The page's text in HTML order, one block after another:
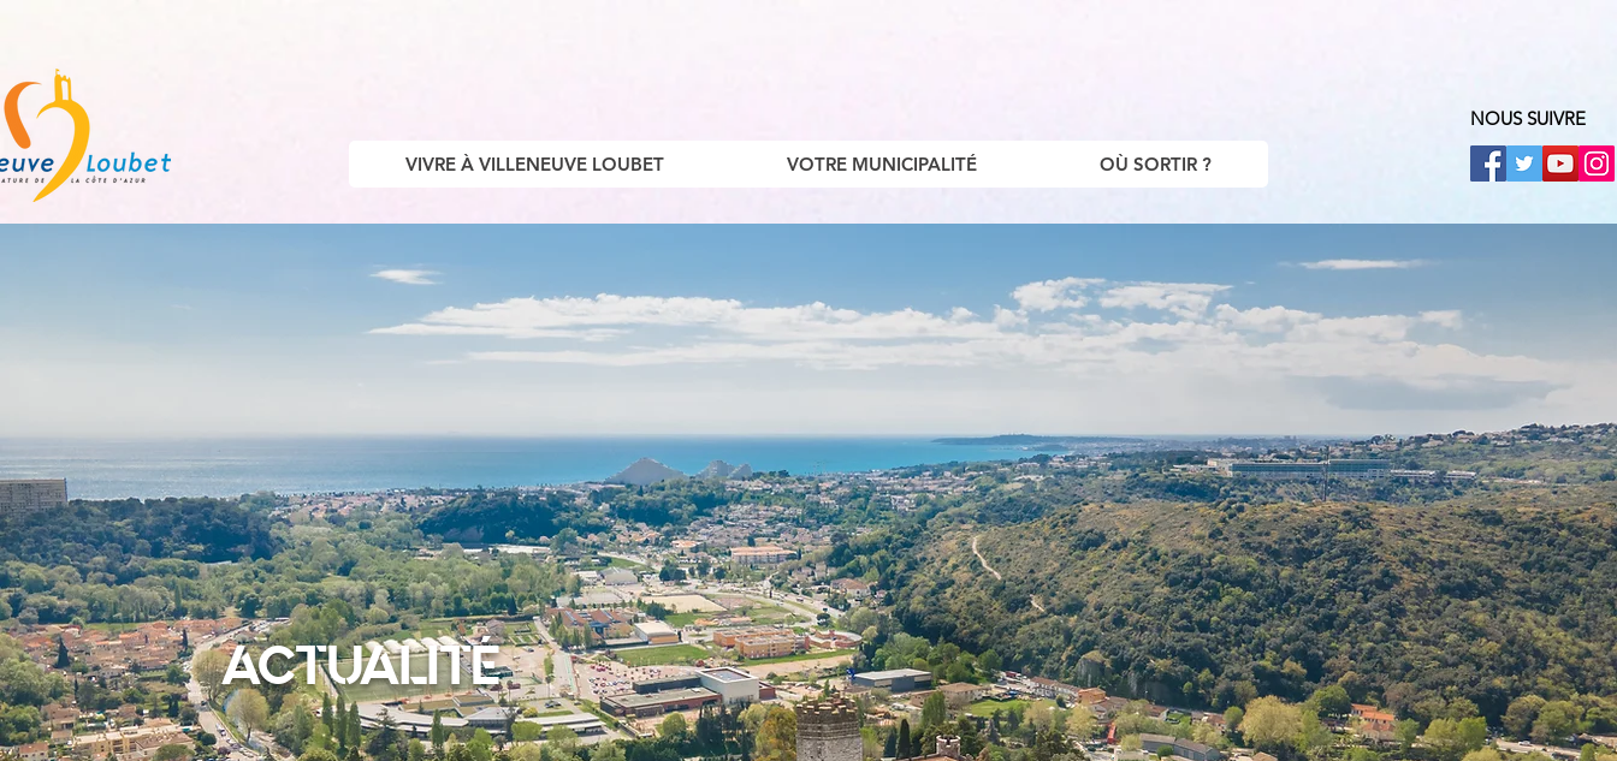
VIVRE À VILLENEUVE LOUBET VOTRE MUNICIPALITÉ OÙ SORTIR ?
NOUS SUIVRE
ACTUALITÉ